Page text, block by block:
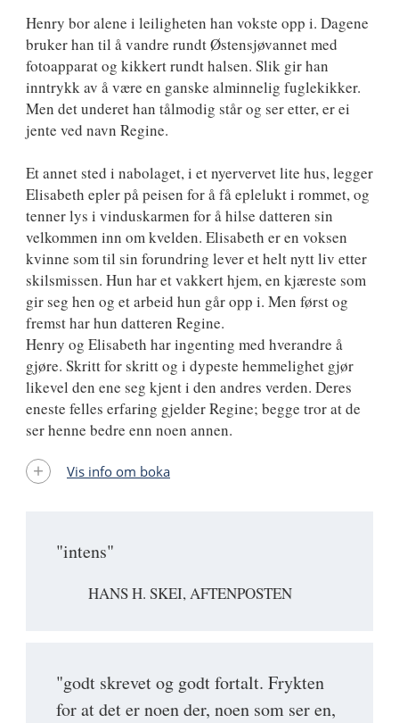
"intens"
HANS H. SKEI, AFTENPOSTEN
"godt skrevet og godt fortalt. Frykten
for at det er noen der, noen som ser en,
Henry bor alene i leiligheten han vokste opp i. Dagene
bruker han til å vandre rundt Østensjøvannet med
fotoapparat og kikkert rundt halsen. Slik gir han
inntrykk av å være en ganske alminnelig fuglekikker.
Men det underet han tålmodig står og ser etter, er ei
jente ved navn Regine.
Et annet sted i nabolaget, i et nyervervet lite hus, legger
Elisabeth epler på peisen for å få eplelukt i rommet, og
tenner lys i vinduskarmen for å hilse datteren sin
velkommen inn om kvelden. Elisabeth er en voksen
kvinne som til sin forundring lever et helt nytt liv etter
skilsmissen. Hun har et vakkert hjem, en kjæreste som
gir seg hen og et arbeid hun går opp i. Men først og
fremst har hun datteren Regine.
Henry og Elisabeth har ingenting med hverandre å
gjøre. Skritt for skritt og i dypeste hemmelighet gjør
likevel den ene seg kjent i den andres verden. Deres
eneste felles erfaring gjelder Regine; begge tror at de
ser henne bedre enn noen annen.
Vis info om boka